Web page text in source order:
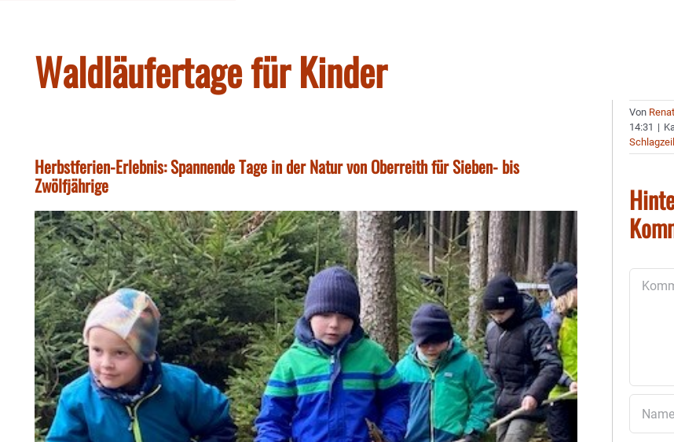
Waldläufertage für Kinder
Herbstferien-Erlebnis: Spannende Tage in der Natur von Oberreith für Sieben- bis
Zwölfjährige
Von
14:31 |